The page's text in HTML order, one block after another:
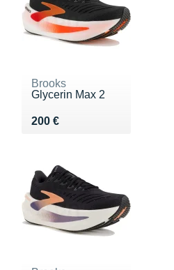
Brooks
Glycerin Max 2
200 €
Vendu 200 €